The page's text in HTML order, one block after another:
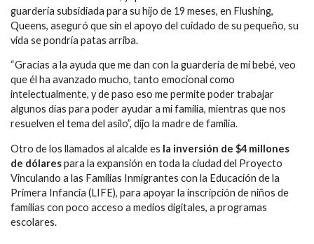
guardería subsidiada para su hijo de 19 meses, en Flushing,
Queens, aseguró que sin el apoyo del cuidado de su pequeño, su
vida se pondría patas arriba.
“Gracias a la ayuda que me dan con la guardería de mi bebé, veo
que él ha avanzado mucho, tanto emocional como
intelectualmente, y de paso eso me permite poder trabajar
algunos días para poder ayudar a mi familia, mientras que nos
resuelven el tema del asilo”, dijo la madre de familia.
Otro de los llamados al alcalde es la inversión de $4 millones
de dólarespara la expansión en toda la ciudad del Proyecto
Vinculando a las Familias Inmigrantes con la Educación de la
Primera Infancia (LIFE), para apoyar la inscripción de niños de
familias con poco acceso a medios digitales, a programas
escolares.